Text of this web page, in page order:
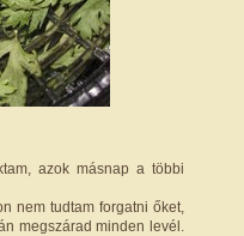
azok másnap a többi
nem tudtam forgatni őket,
megszárad minden levél.